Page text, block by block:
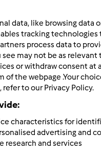
jest pyszny,
Zaloguj
data, like browsing data
tracking technologies
process data to
may not be as relevant
or withdraw consent at
of the webpage .Your
to our Privacy Policy.
characteristics for
advertising and
research and services